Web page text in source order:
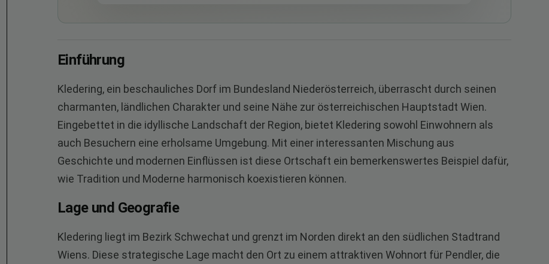
Einführung
Kledering, ein beschauliches Dorf im Bundesland Niederösterreich, überrascht durch seinen
charmanten, ländlichen Charakter und seine Nähe zur österreichischen Hauptstadt Wien.
Eingebettet in die idyllische Landschaft der Region, bietet Kledering sowohl Einwohnern als
auch Besuchern eine erholsame Umgebung. Mit einer interessanten Mischung aus
Geschichte und modernen Einflüssen ist diese Ortschaft ein bemerkenswertes Beispiel dafür,
wie Tradition und Moderne harmonisch koexistieren können.
Lage und Geografie
Kledering liegt im Bezirk Schwechat und grenzt im Norden direkt an den südlichen Stadtrand
Wiens. Diese strategische Lage macht den Ort zu einem attraktiven Wohnort für Pendler, die